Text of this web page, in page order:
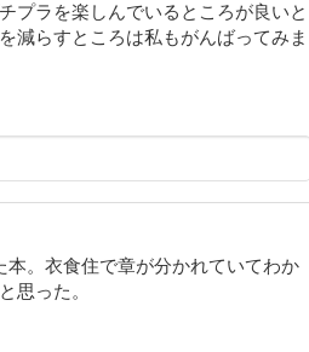
プラを楽しんでいるところが良いと
減らすところは私もがんばってみま
。衣食住で章が分かれていてわか
思った。